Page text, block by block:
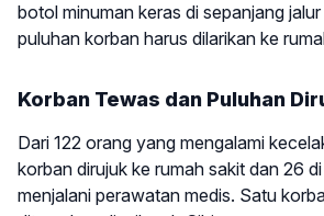
botol minuman keras di sepanjang
puluhan korban harus dilarikan ke
Korban Tewas dan Puluhan
Dari 122 orang yang mengalami
korban dirujuk ke rumah sakit dan 26
menjalani perawatan medis. Satu